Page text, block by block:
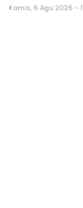
Kamis, 6 Agu 2026 -